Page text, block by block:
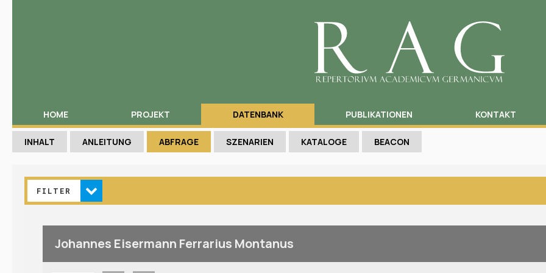
HOME PROJEKT DATENBANK PUBLIKATIONEN KONTAKT
INHALT ANLEITUNG ABFRAGE SZENARIEN KATALOGE BEACON